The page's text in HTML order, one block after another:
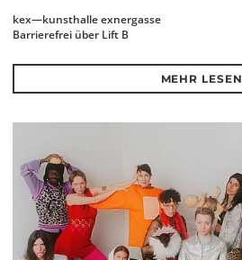
kex—kunsthalle exnergasse
Barrierefrei über Lift B
MEHR LESEN